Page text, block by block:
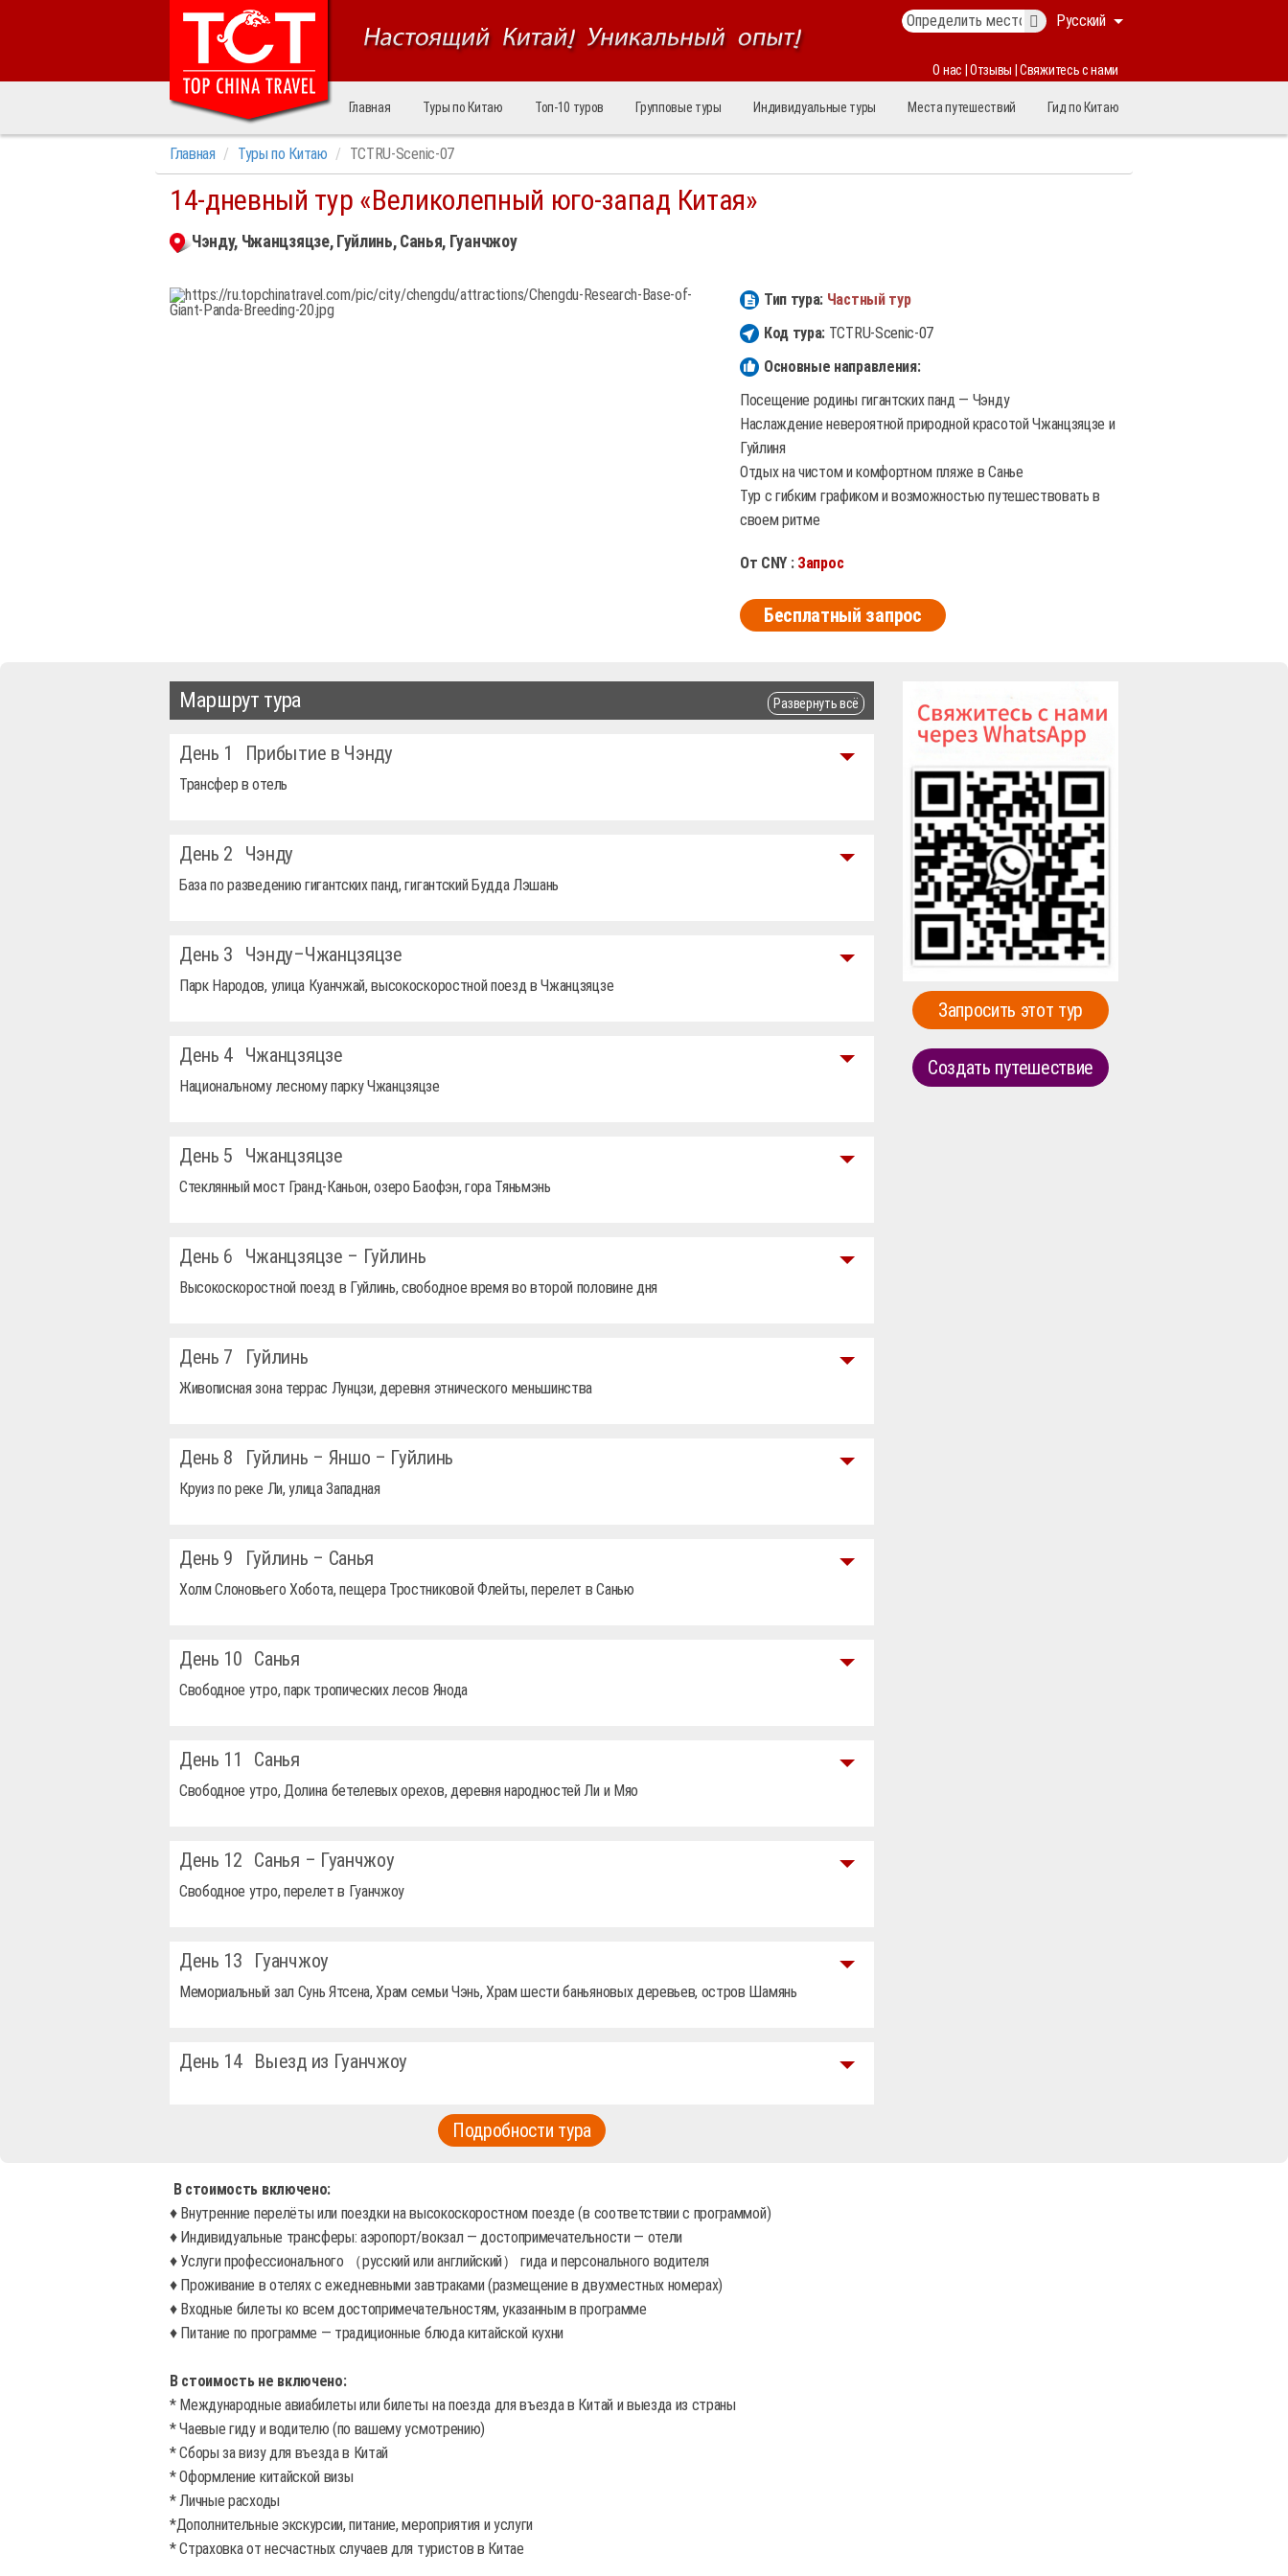
Русский
О нас Отзывы Свяжитесь с нами
Главная Туры по Китаю Топ‑10 туров Групповые туры Индивидуальные туры Места путешествий Гид по Китаю
Главная Туры по Китаю TCTRU-Scenic-07
14-дневный тур «Великолепный юго-запад Китая»
Чэнду, Чжанцзяцзе, Гуйлинь, Санья, Гуанчжоу
Тип тура: Частный тур
Код тура: TCTRU-Scenic-07
Основные направления:
Посещение родины гигантских панд — Чэнду
Наслаждение невероятной природной красотой Чжанцзяцзе и
Гуйлиня
Отдых на чистом и комфортном пляже в Санье
Тур с гибким графиком и возможностью путешествовать в
своем ритме
От CNY : Запрос
Бесплатный запрос
Маршрут тура Развернуть всё
День 1 Прибытие в Чэнду
Трансфер в отель
День 2 Чэнду
База по разведению гигантских панд, гигантский Будда Лэшань
День 3 Чэнду–Чжанцзяцзе
Парк Народов, улица Куанчжай, высокоскоростной поезд в Чжанцзяцзе
День 4 Чжанцзяцзе
Национальному лесному парку Чжанцзяцзе
День 5 Чжанцзяцзе
Стеклянный мост Гранд-Каньон, озеро Баофэн, гора Тяньмэнь
День 6 Чжанцзяцзе – Гуйлинь
Высокоскоростной поезд в Гуйлинь, свободное время во второй половине дня
День 7 Гуйлинь
Живописная зона террас Лунцзи, деревня этнического меньшинства
День 8 Гуйлинь – Яншо – Гуйлинь
Круиз по реке Ли, улица Западная
День 9 Гуйлинь – Санья
Холм Слоновьего Хобота, пещера Тростниковой Флейты, перелет в Санью
День 10 Санья
Свободное утро, парк тропических лесов Янода
День 11 Санья
Свободное утро, Долина бетелевых орехов, деревня народностей Ли и Мяо
День 12 Санья – Гуанчжоу
Свободное утро, перелет в Гуанчжоу
День 13 Гуанчжоу
Мемориальный зал Сунь Ятсена, Храм семьи Чэнь, Храм шести баньяновых деревьев, остров Шамянь
День 14 Выезд из Гуанчжоу
Подробности тура
Запросить этот тур
Создать путешествие
В стоимость включено:
♦ Внутренние перелёты или поездки на высокоскоростном поезде (в соответствии с программой)
♦ Индивидуальные трансферы: аэропорт/вокзал — достопримечательности — отели
♦ Услуги профессионального （русский или английский） гида и персонального водителя
♦ Проживание в отелях с ежедневными завтраками (размещение в двухместных номерах)
♦ Входные билеты ко всем достопримечательностям, указанным в программе
♦ Питание по программе — традиционные блюда китайской кухни
В стоимость не включено:
* Международные авиабилеты или билеты на поезда для въезда в Китай и выезда из страны
* Чаевые гиду и водителю (по вашему усмотрению)
* Сборы за визу для въезда в Китай
* Оформление китайской визы
* Личные расходы
*Дополнительные экскурсии, питание, мероприятия и услуги
* Страховка от несчастных случаев для туристов в Китае